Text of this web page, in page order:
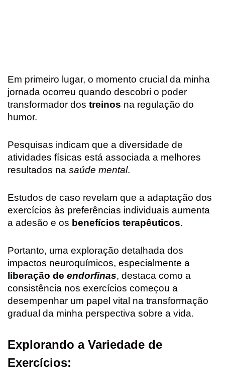
Em primeiro lugar, o momento crucial da minha
jornada ocorreu quando descobri o poder
transformador dos treinos na regulação do
humor.
Pesquisas indicam que a diversidade de
atividades físicas está associada a melhores
resultados na saúde mental.
Estudos de caso revelam que a adaptação dos
exercícios às preferências individuais aumenta
a adesão e os benefícios terapêuticos.
Portanto, uma exploração detalhada dos
impactos neuroquímicos, especialmente a
liberação de endorfinas, destaca como a
consistência nos exercícios começou a
desempenhar um papel vital na transformação
gradual da minha perspectiva sobre a vida.
Explorando a Variedade de
Exercícios: